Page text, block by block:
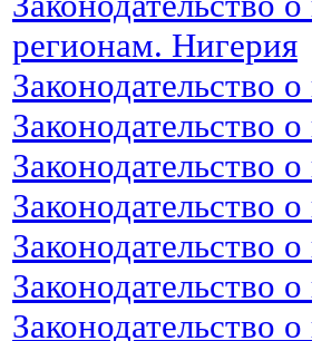
регионам. Нигерия
Законодательство
Законодательство
Законодательство
Законодательство
Законодательство
Законодательство
Законодательство